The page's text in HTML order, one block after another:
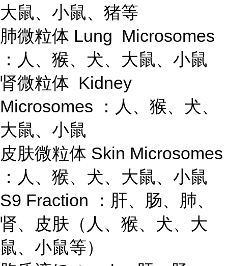
大鼠、小鼠、猪等
肺微粒体 Lung Microsomes
：人、猴、犬、大鼠、小鼠
肾微粒体 Kidney
Microsomes ：人、猴、犬、
大鼠、小鼠
皮肤微粒体 Skin Microsomes
：人、猴、犬、大鼠、小鼠
S9 Fraction ：肝、肠、肺、
肾、皮肤（人、猴、犬、大
鼠、小鼠等）